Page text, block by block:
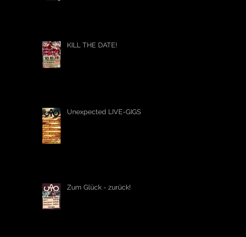
KILL THE DATE!
Unexpected LIVE-GIGS
Zum Glück - zurück!